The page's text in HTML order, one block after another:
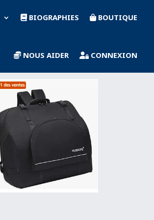
BIOGRAPHIES BOUTIQUE
NOUS AIDER CONNEXION